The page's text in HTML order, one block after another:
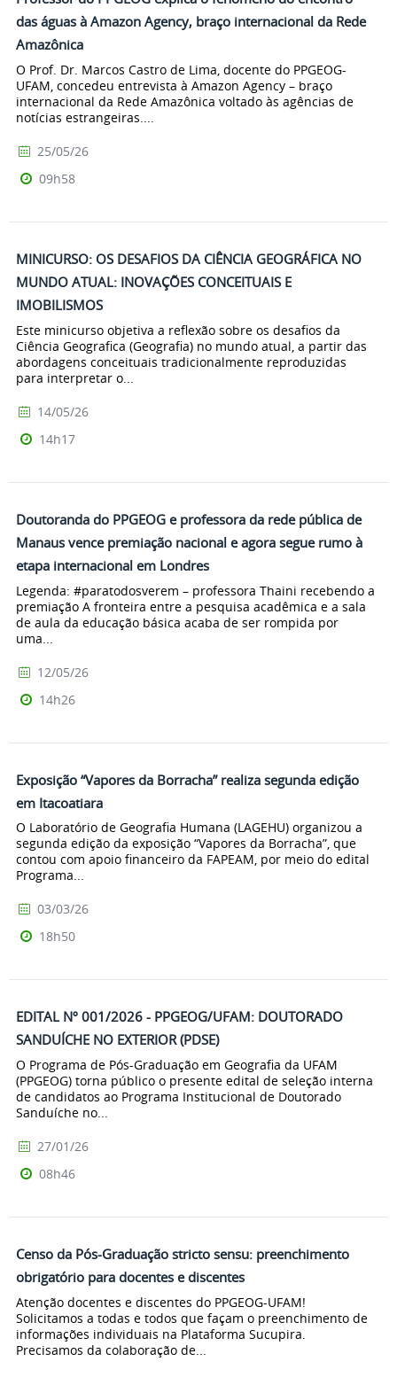
das águas à Amazon Agency, braço internacional da Rede
Amazônica
O Prof. Dr. Marcos Castro de Lima, docente do PPGEOG-
UFAM, concedeu entrevista à Amazon Agency – braço
internacional da Rede Amazônica voltado às agências de
notícias estrangeiras....
25/05/26
09h58
MINICURSO: OS DESAFIOS DA CIÊNCIA GEOGRÁFICA NO
MUNDO ATUAL: INOVAÇÕES CONCEITUAIS E
IMOBILISMOS
Este minicurso objetiva a reflexão sobre os desafios da
Ciência Geografica (Geografia) no mundo atual, a partir das
abordagens conceituais tradicionalmente reproduzidas
para interpretar o...
14/05/26
14h17
Doutoranda do PPGEOG e professora da rede pública de
Manaus vence premiação nacional e agora segue rumo à
etapa internacional em Londres
Legenda: #paratodosverem – professora Thaini recebendo a
premiação A fronteira entre a pesquisa acadêmica e a sala
de aula da educação básica acaba de ser rompida por
uma...
12/05/26
14h26
Exposição “Vapores da Borracha” realiza segunda edição
em Itacoatiara
O Laboratório de Geografia Humana (LAGEHU) organizou a
segunda edição da exposição “Vapores da Borracha”, que
contou com apoio financeiro da FAPEAM, por meio do edital
Programa...
03/03/26
18h50
EDITAL Nº 001/2026 - PPGEOG/UFAM: DOUTORADO
SANDUÍCHE NO EXTERIOR (PDSE)
O Programa de Pós-Graduação em Geografia da UFAM
(PPGEOG) torna público o presente edital de seleção interna
de candidatos ao Programa Institucional de Doutorado
Sanduíche no...
27/01/26
08h46
Censo da Pós-Graduação stricto sensu: preenchimento
obrigatório para docentes e discentes
Atenção docentes e discentes do PPGEOG-UFAM!
Solicitamos a todas e todos que façam o preenchimento de
informações individuais na Plataforma Sucupira.
Precisamos da colaboração de...